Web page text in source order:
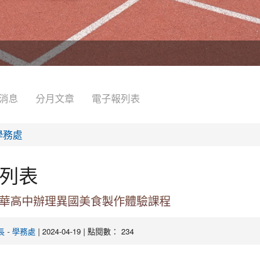
息 分月文章 電子報列表
務處
表
高中辦理異國美食製作體驗課程
- 學務處 | 2024-04-19 | 點閱數： 234